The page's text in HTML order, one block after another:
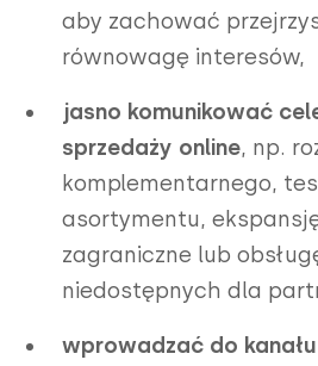
aby zachować
równowagę interesów,
jasno komunikować
sprzedaży online, np.
komplementarnego,
asortymentu,
zagraniczne lub
niedostępnych dla
wprowadzać do